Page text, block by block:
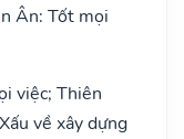
Ân: Tốt mọi
việc; Thiên
về xây dựng